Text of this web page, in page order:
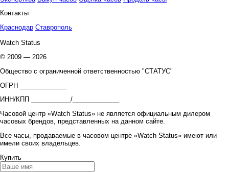
Контакты
Краснодар Ставрополь
Watch Status
© 2009 — 2026
Общество с ограниченной ответственностью "СТАТУС"
ОГРН _____________
ИНН/КПП ___________/_____________
Часовой центр «Watch Status» не является официальным дилером
часовых брендов, представленных на данном сайте.
Все часы, продаваемые в часовом центре «Watch Status» имеют или
имели своих владельцев.
Купить